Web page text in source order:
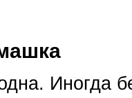
Иногда